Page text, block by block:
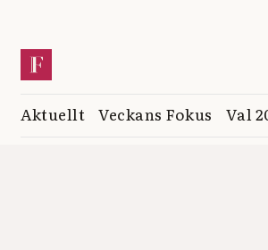
Aktuellt Veckans Fokus Val